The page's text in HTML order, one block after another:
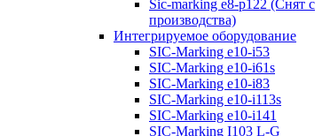
Sic-marking e8-p122 (Снят с
производства)
Интегрируемое оборудование
SIC-Marking e10-i53
SIC-Marking e10-i61s
SIC-Marking e10-i83
SIC-Marking e10-i113s
SIC-Marking e10-i141
SIC-Marking I103 L-G